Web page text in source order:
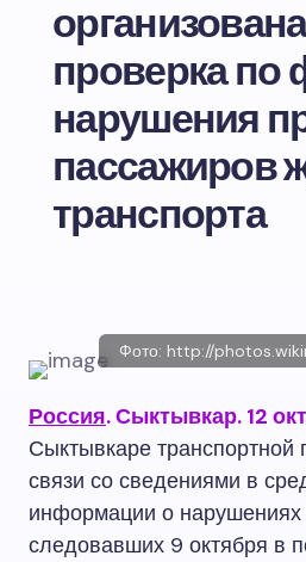
организована
проверка по
нарушения
пассажиров
транспорта
Фото: http://
Россия. Сыктывкар. 12
Сыктывкаре транспортной
связи со сведениями в
информации о нарушениях
следовавших 9 октября в